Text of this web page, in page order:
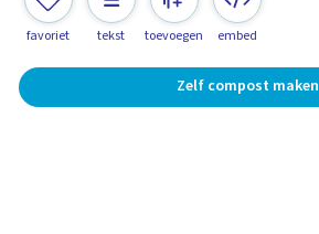
favoriet tekst toevoegen embed
Zelf compost maken